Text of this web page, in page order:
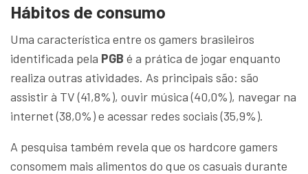
Hábitos de consumo
Uma característica entre os gamers brasileiros
identificada pela PGB é a prática de jogar enquanto
realiza outras atividades. As principais são: são
assistir à TV (41,8%), ouvir música (40,0%), navegar na
internet (38,0%) e acessar redes sociais (35,9%).
A pesquisa também revela que os hardcore gamers
consomem mais alimentos do que os casuais durante